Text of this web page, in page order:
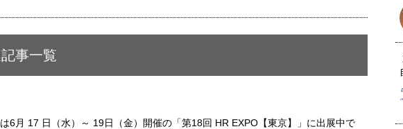
事一覧
6月 17 日（水）～ 19日（金）開催の「第18回 HR EXPO【東京】」に出展中で
ーマンス Cookie
プライバシー情報
お客様が当サイトを訪れると、ブラウザに情報が保存
ラウザに保存された情報が取得されることがあります
先は Cookie であり、対象となるのはサイト訪問者に
訪問者による設定、デバイス情報などです。これらの
常に機能させる目的を中心に使われます。個人を直接